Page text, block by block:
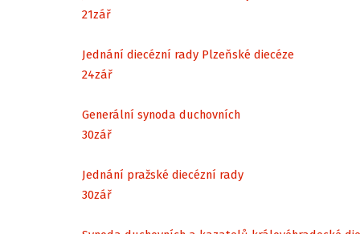
21zář
Jednání diecézní rady Plzeňské diecéze
24zář
Generální synoda duchovních
30zář
Jednání pražské diecézní rady
30zář